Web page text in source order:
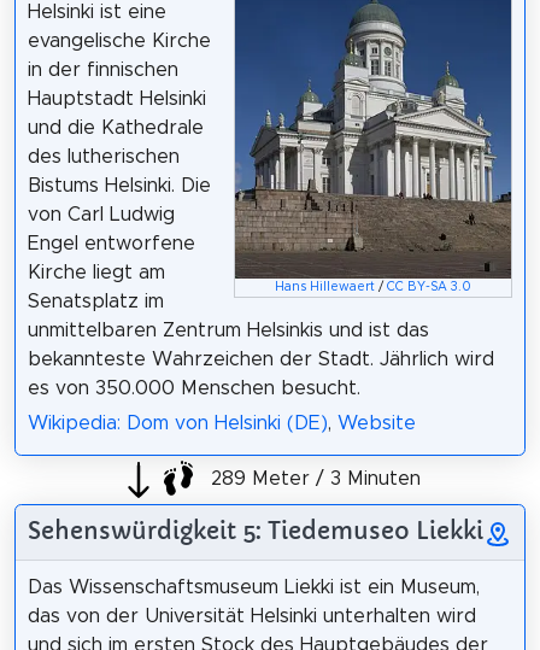
Hans Hillewaert /CC BY-SA 3.0
Helsinki ist eine
evangelische Kirche
in der finnischen
Hauptstadt Helsinki
und die Kathedrale
des lutherischen
Bistums Helsinki. Die
von Carl Ludwig
Engel entworfene
Kirche liegt am
Senatsplatz im
unmittelbaren Zentrum Helsinkis und ist das
bekannteste Wahrzeichen der Stadt. Jährlich wird
es von 350.000 Menschen besucht.
Wikipedia: Dom von Helsinki (DE), Website
289 Meter / 3 Minuten
Sehenswürdigkeit 5: Tiedemuseo Liekki
Das Wissenschaftsmuseum Liekki ist ein Museum,
das von der Universität Helsinki unterhalten wird
und sich im ersten Stock des Hauptgebäudes der